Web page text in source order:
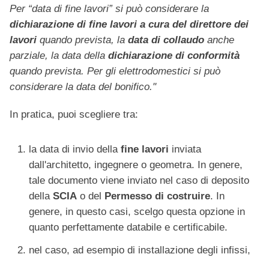
Per “data di fine lavori” si può considerare la
dichiarazione di fine lavori a cura del direttore dei
lavori quando prevista, la data di collaudo anche
parziale, la data della dichiarazione di conformità
quando prevista. Per gli elettrodomestici si può
considerare la data del bonifico."
In pratica, puoi scegliere tra:
la data di invio della fine lavori inviata
dall'architetto, ingegnere o geometra. In genere,
tale documento viene inviato nel caso di deposito
della SCIA o del Permesso di costruire. In
genere, in questo casi, scelgo questa opzione in
quanto perfettamente databile e certificabile.
nel caso, ad esempio di installazione degli infissi,